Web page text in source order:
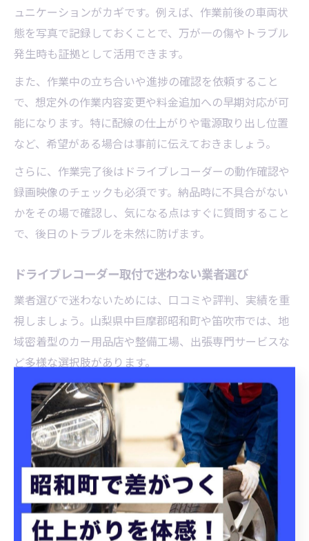
ュニケーションがカギです。例えば、作業前後の車両状
態を写真で記録しておくことで、万が一の傷やトラブル
発生時も証拠として活用できます。
また、作業中の立ち合いや進捗の確認を依頼すること
で、想定外の作業内容変更や料金追加への早期対応が可
能になります。特に配線の仕上がりや電源取り出し位置
など、希望がある場合は事前に伝えておきましょう。
さらに、作業完了後はドライブレコーダーの動作確認や
録画映像のチェックも必須です。納品時に不具合がない
かをその場で確認し、気になる点はすぐに質問すること
で、後日のトラブルを未然に防げます。
ドライブレコーダー取付で迷わない業者選び
業者選びで迷わないためには、口コミや評判、実績を重
視しましょう。山梨県中巨摩郡昭和町や笛吹市では、地
域密着型のカー用品店や整備工場、出張専門サービスな
ど多様な選択肢があります。
特に、「ドライブレコーダー取付」の専門性や過去の施
工事例を確認することで、安心して依頼できるか判断で
きます。また、アフターサービスや保証内容の有無も比
較ポイントとなります。
初心者の方は、説明が丁寧で相談しやすい業者を選ぶと
安心です。一方、経験者やこだわり派の方は、カスタム
対応力や技術力を重視して選ぶと満足度の高い仕上がり